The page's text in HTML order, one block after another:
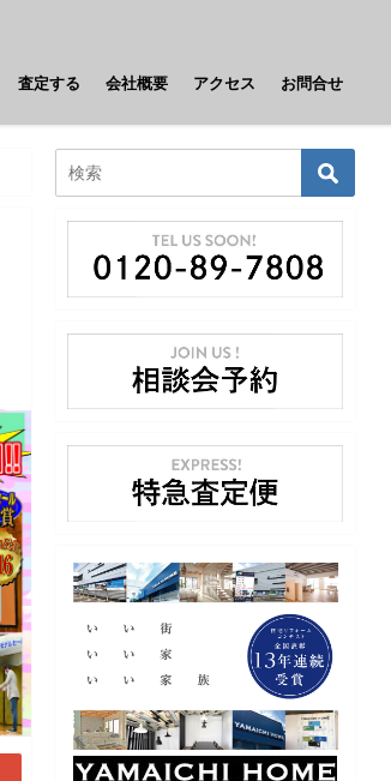
査定する 会社概要 アクセス お問合せ